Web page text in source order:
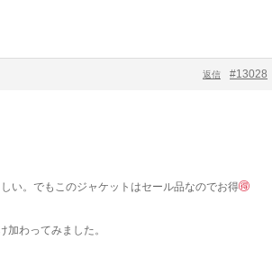
#13028
返信
い。でもこのジャケットはセール品なのでお得
わってみました。